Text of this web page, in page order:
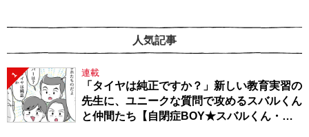
人気記事
1 連載
「タイヤは純正ですか？」新しい教育実習の
先生に、ユニークな質問で攻めるスバルくん
と仲間たち【自閉症BOY★スバルくん・